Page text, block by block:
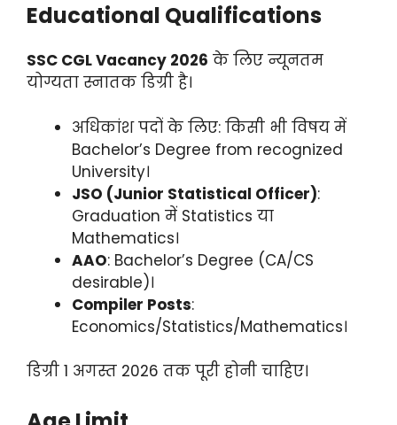
Educational Qualifications
SSC CGL Vacancy 2026 के लिए न्यूनतम
योग्यता स्नातक डिग्री है।
अधिकांश पदों के लिए: किसी भी विषय में
Bachelor’s Degree from recognized
University।
JSO (Junior Statistical Officer):
Graduation में Statistics या
Mathematics।
AAO: Bachelor’s Degree (CA/CS
desirable)।
Compiler Posts:
Economics/Statistics/Mathematics।
डिग्री 1 अगस्त 2026 तक पूरी होनी चाहिए।